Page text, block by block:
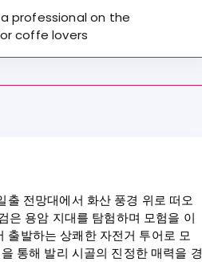
professional on the
coffe lovers
전망대에서 화산 풍경 위로 떠오
은 용암 지대를 탐험하며 모험을 이
출발하는 상쾌한 자전거 투어로 모
통해 발리 시골의 진정한 매력을 경